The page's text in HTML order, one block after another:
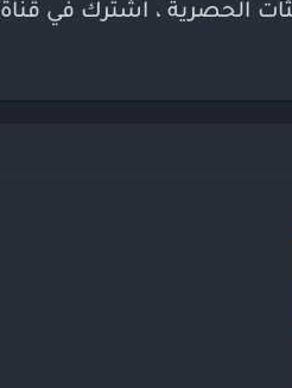
الحصرية ، اشترك في قناة